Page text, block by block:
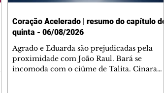
Coração Acelerado | resumo do capítulo de
quinta - 06/08/2026
Agrado e Eduarda são prejudicadas pela
proximidade com João Raul. Bará se
incomoda com o ciúme de Talita. Cinara